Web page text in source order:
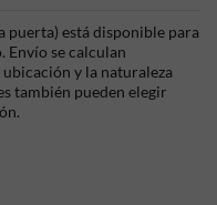
puerta) está disponible para
Envío se calculan
y la naturaleza
también pueden elegir